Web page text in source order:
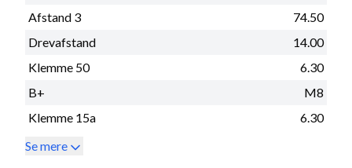
Afstand 3
74.50
Drevafstand
14.00
Klemme 50
6.30
B+
M8
Klemme 15a
6.30
Se mere